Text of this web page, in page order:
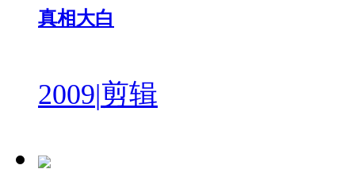
真相大白
2009|剪辑